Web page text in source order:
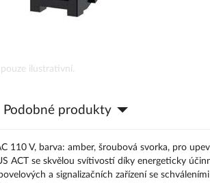
ilustrativní.
Podobné produkty
110 V, barva: amber, šroubová svorka, pro
ACT se skvělou svítivostí díky energeticky
a signalizačních zařízení se